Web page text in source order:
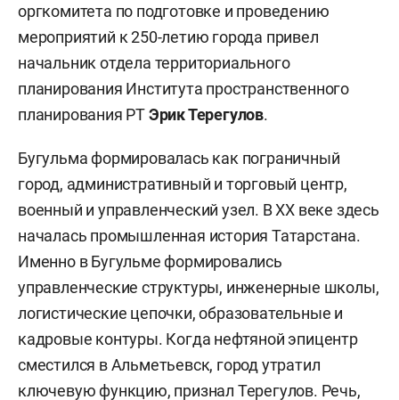
оргкомитета по подготовке и проведению
мероприятий к 250-летию города привел
начальник отдела территориального
планирования Института пространственного
планирования РТЭрик Терегулов.
Бугульма формировалась как пограничный
город, административный и торговый центр,
военный и управленческий узел. В XX веке здесь
началась промышленная история Татарстана.
Именно в Бугульме формировались
управленческие структуры, инженерные школы,
логистические цепочки, образовательные и
кадровые контуры. Когда нефтяной эпицентр
сместился в Альметьевск, город утратил
ключевую функцию, признал Терегулов. Речь,